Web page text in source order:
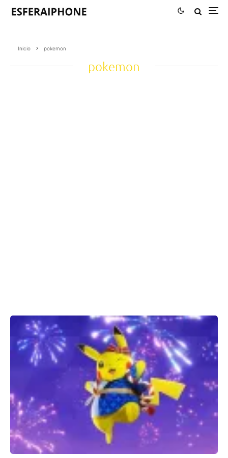
Inicio pokemon
pokemon